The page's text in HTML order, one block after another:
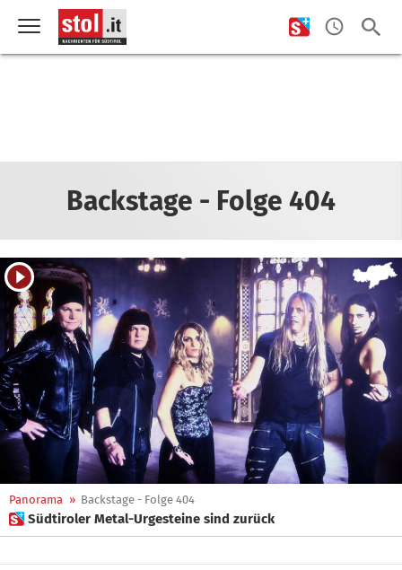
Backstage - Folge 404
Panorama » Backstage - Folge 404
 Südtiroler Metal-Urgesteine sind zurück